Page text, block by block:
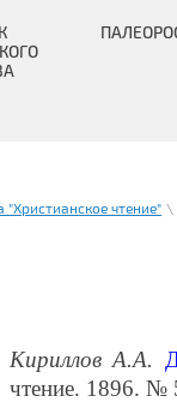
чтение" \
Кириллов А.А.
чтение. 1896. №